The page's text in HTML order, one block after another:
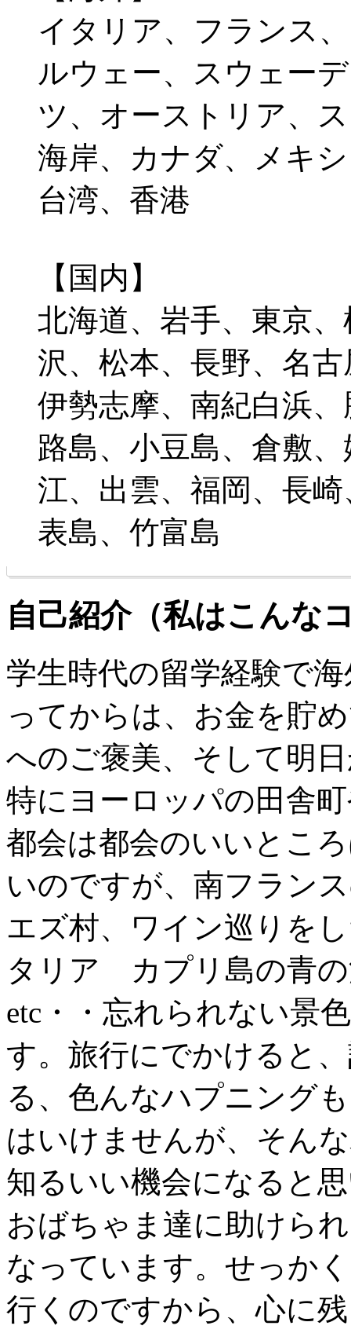
イタリア、フランス
ルウェー、スウェー
ツ、オーストリア、
海岸、カナダ、メキ
台湾、香港
【国内】
北海道、岩手、東京
沢、松本、長野、名
伊勢志摩、南紀白浜
路島、小豆島、倉敷
江、出雲、福岡、長
表島、竹富島
自己紹介（私はこんな
学生時代の留学経験で
ってからは、お金を貯
へのご褒美、そして明
特にヨーロッパの田舎
都会は都会のいいとこ
いのですが、南フラン
エズ村、ワイン巡りを
タリア カプリ島の青
etc・・忘れられない景
す。旅行にでかけると
る、色んなハプニング
はいけませんが、そん
知るいい機会になると
おばちゃま達に助けら
なっています。せっか
行くのですから、心に